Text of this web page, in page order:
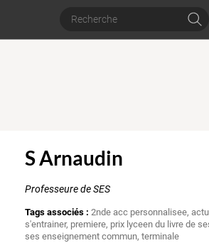
S Arnaudin
Professeure de SES
Tags associés : 2nde acc personnalisee,actu
s'entrainer, premiere, prix lyceen du livre de
ses enseignement commun,terminale